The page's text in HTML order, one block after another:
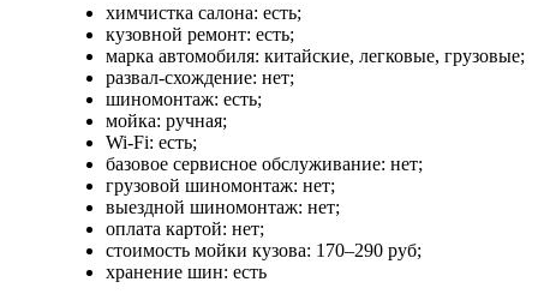
химчистка салона: есть;
кузовной ремонт: есть;
марка автомобиля: китайские, легковые, грузовые;
развал-схождение: нет;
шиномонтаж: есть;
мойка: ручная;
Wi-Fi: есть;
базовое сервисное обслуживание: нет;
грузовой шиномонтаж: нет;
выездной шиномонтаж: нет;
оплата картой: нет;
стоимость мойки кузова: 170–290 руб;
хранение шин: есть